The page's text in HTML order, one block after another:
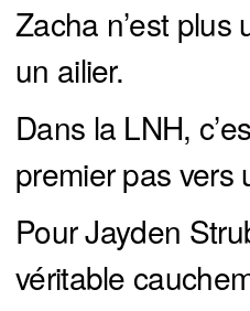
Zacha n’est plus
un ailier.
Dans la LNH,
premier pas vers
Pour Jayden
véritable